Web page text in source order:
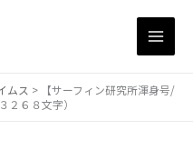
ムス >
【サーフィン研究所渾身号/
６８文字）